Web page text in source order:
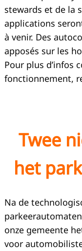
stewards et de la
applications
à venir. Des
apposés sur les
Pour plus d’infos
fonctionnement,
Twee
het
Na de
onze gemeente
voor